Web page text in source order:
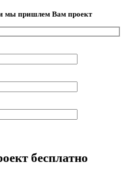
мы пришлем Вам проект
бесплатно